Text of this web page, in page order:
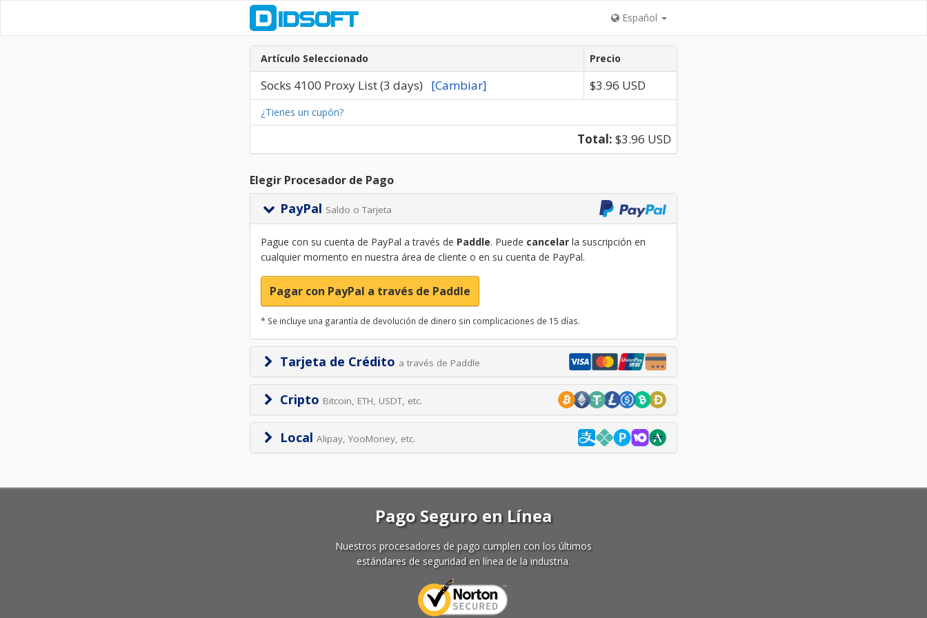
Español
Artículo Seleccionado Precio
Socks 4100 Proxy List (3 days) [Cambiar] $3.96 USD
¿Tienes un cupón?
Total: $3.96 USD
Elegir Procesador de Pago
PayPal Saldo o Tarjeta
Pague con su cuenta de PayPal a través de Paddle. Puede cancelar la suscripción en
cualquier momento en nuestra área de cliente o en su cuenta de PayPal.
Pagar con PayPal a través de Paddle
* Se incluye una garantía de devolución de dinero sin complicaciones de 15 días.
Tarjeta de Crédito a través de Paddle
Cripto Bitcoin, ETH, USDT, etc.
LocalAlipay, YooMoney, etc.
Pago Seguro en Línea
Nuestros procesadores de pago cumplen con los últimos
estándares de seguridad en línea de la industria.